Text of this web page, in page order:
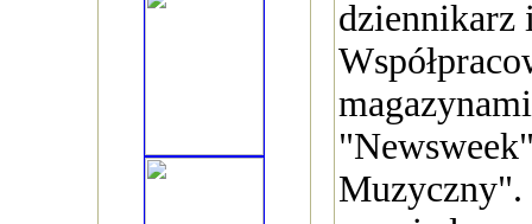
dziennikarz
Muzyczny".